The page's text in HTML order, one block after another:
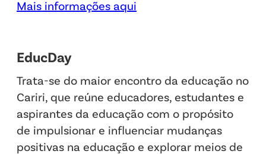
Mais informações aqui
EducDay
Trata-se do maior encontro da educação no
Cariri, que reúne educadores, estudantes e
aspirantes da educação com o propósito
de impulsionar e influenciar mudanças
positivas na educação e explorar meios de